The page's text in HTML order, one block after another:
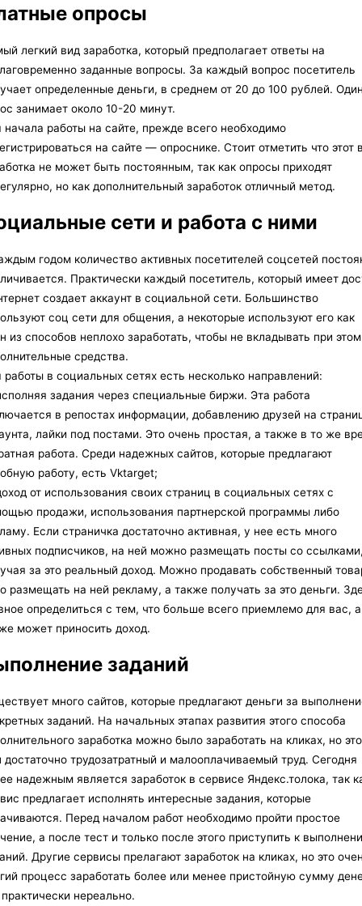
опросы
легкий вид заработка, который предполагает ответы на
заданные вопросы. За каждый вопрос посетитель
определенные деньги, в среднем от 20 до 100 рублей.
занимает около 10-20 минут.
начала работы на сайте, прежде всего необходимо
на сайте — опроснике. Стоит отметить что этот
не может быть постоянным, так как опросы приходят
но как дополнительный заработок отличный метод.
сети и работа с ними
годом количество активных посетителей соцсетей
Практически каждый посетитель, который имеет
создает аккаунт в социальной сети. Большинство
соц сети для общения, а некоторые используют его как
из способов неплохо заработать, чтобы не вкладывать при этом
средства.
работы в социальных сетях есть несколько направлений:
задания через специальные биржи. Эта работа
в репостах информации, добавлению друзей на
лайки под постами. Это очень простая, а также в то же
работа. Среди надежных сайтов, которые предлагают
работу, есть Vktarget;
от использования своих страниц в социальных сетях с
продажи, использования партнерской программы либо
Если страничка достаточно активная, у нее есть много
подписчиков, на ней можно размещать посты со
за это реальный доход. Можно продавать собственный
размещать на ней рекламу, а также получать за это деньги.
определиться с тем, что больше всего приемлемо для вас, а
может приносить доход.
заданий
много сайтов, которые предлагают деньги за
заданий. На начальных этапах развития этого способа
заработка можно было заработать на кликах, но это
достаточно трудозатратный и малооплачиваемый труд. Сегодня
надежным является заработок в сервисе Яндекс.толока, так
предлагает исполнять интересные задания, которые
Перед началом работ необходимо пройти простое
а после тест и только после этого приступить к
Другие сервисы прелагают заработок на кликах, но это
процесс заработать более или менее пристойную сумму
практически нереально.